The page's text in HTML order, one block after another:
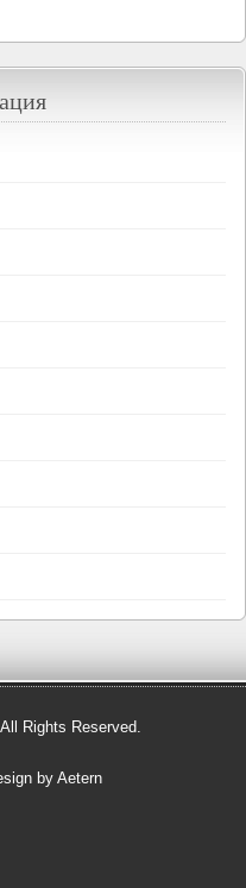
Rights Reserved.
by Aetern